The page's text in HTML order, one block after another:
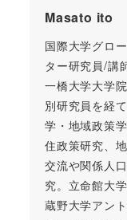
Masato ito
国際大学グロ
ター研究員/講
一橋大学大学
別研究員を経
学・地域政策
住政策研究、
交流や関係人
究。立命館大
蔵野大学アン